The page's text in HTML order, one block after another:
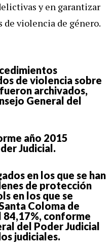
y en garantizar
de violencia de género.
de violencia sobre
archivados,
General del
año 2015
Judicial.
en los que se han
de protección
en los que se
Coloma de
84,17%, conforme
del Poder Judicial
judiciales.